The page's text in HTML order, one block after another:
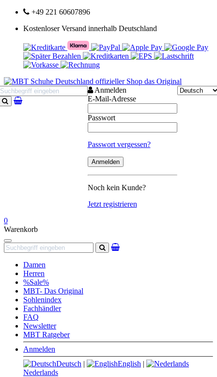
+49 221 60607896
Kostenloser Versand innerhalb Deutschland
Suchen
Anmelden
E-Mail-Adresse
Passwort
Passwort vergessen?
Noch kein Kunde?
Jetzt registrieren
0
Warenkorb
Navigation
Suchen
Damen
Herren
%Sale%
MBT- Das Original
Sohlenindex
Fachhändler
FAQ
Newsletter
MBT Ratgeber
Anmelden
Deutsch | English |
Nederlands